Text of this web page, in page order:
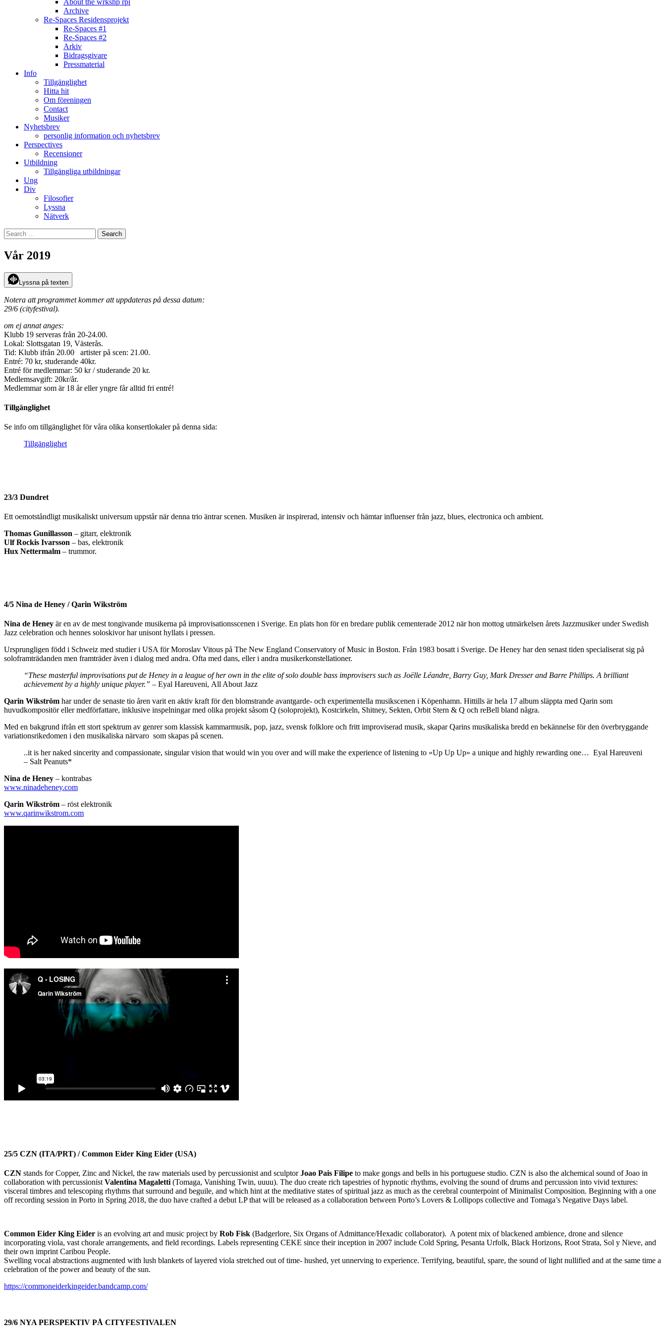
About the wrkshp rpi
Archive
Re-Spaces Residensprojekt
Re-Spaces #1
Re-Spaces #2
Arkiv
Bidragsgivare
Pressmaterial
Info
Tillgänglighet
Hitta hit
Om föreningen
Contact
Musiker
Nyhetsbrev
personlig information och nyhetsbrev
Perspectives
Recensioner
Utbildning
Tillgängliga utbildningar
Ung
Div
Filosofier
Lyssna
Nätverk
Search
for:
Vår 2019
Lyssna på texten
Notera att programmet kommer att uppdateras på dessa datum:
29/6 (cityfestival).
om ej annat anges:
Klubb 19 serveras från 20-24.00.
Lokal: Slottsgatan 19, Västerås.
Tid: Klubb ifrån 20.00 artister på scen: 21.00.
Entré: 70 kr, studerande 40kr.
Entré för medlemmar: 50 kr / studerande 20 kr.
Medlemsavgift: 20kr/år.
Medlemmar som är 18 år eller yngre får alltid fri entré!
Tillgänglighet
Se info om tillgänglighet för våra olika konsertlokaler på denna sida:
Tillgänglighet
23/3 Dundret
Ett oemotståndligt musikaliskt universum uppstår när denna trio äntrar scenen. Musiken är inspirerad, intensiv och hämtar influenser från jazz, blues, electronica och ambient.
Thomas Gunillasson – gitarr, elektronik
Ulf Rockis Ivarsson – bas, elektronik
Hux Nettermalm – trummor.
4/5 Nina de Heney / Qarin Wikström
Nina de Heney är en av de mest tongivande musikerna på improvisationsscenen i Sverige. En plats hon för en bredare publik cementerade 2012 när hon mottog utmärkelsen årets Jazzmusiker under Swedish
Jazz celebration och hennes soloskivor har unisont hyllats i pressen.
Ursprungligen född i Schweiz med studier i USA för Moroslav Vitous på The New England Conservatory of Music in Boston. Från 1983 bosatt i Sverige. De Heney har den senast tiden specialiserat sig på
soloframträdanden men framträder även i dialog med andra. Ofta med dans, eller i andra musikerkonstellationer.
“These masterful improvisations put de Heney in a league of her own in the elite of solo double bass improvisers such as Joëlle Léandre, Barry Guy, Mark Dresser and Barre Phillips. A brilliant
achievement by a highly unique player.” – Eyal Hareuveni, All About Jazz
Qarin Wikström har under de senaste tio åren varit en aktiv kraft för den blomstrande avantgarde- och experimentella musikscenen i Köpenhamn. Hittills är hela 17 album släppta med Qarin som
huvudkompositör eller medförfattare, inklusive inspelningar med olika projekt såsom Q (soloprojekt), Kostcirkeln, Shitney, Sekten, Orbit Stern & Q och reBell bland några.
Med en bakgrund ifrån ett stort spektrum av genrer som klassisk kammarmusik, pop, jazz, svensk folklore och fritt improviserad musik, skapar Qarins musikaliska bredd en bekännelse för den överbryggande
variationsrikedomen i den musikaliska närvaro som skapas på scenen.
..it is her naked sincerity and compassionate, singular vision that would win you over and will make the experience of listening to «Up Up Up» a unique and highly rewarding one… Eyal Hareuveni
– Salt Peanuts*
Nina de Heney – kontrabas
www.ninadeheney.com
Qarin Wikström – röst elektronik
www.qarinwikstrom.com
25/5 CZN (ITA/PRT) / Common Eider King Eider (USA)
CZN stands for Copper, Zinc and Nickel, the raw materials used by percussionist and sculptorJoao Pais Filipe to make gongs and bells in his portuguese studio. CZN is also the alchemical sound of Joao in
collaboration with percussionist Valentina Magaletti (Tomaga, Vanishing Twin, uuuu). The duo create rich tapestries of hypnotic rhythms, evolving the sound of drums and percussion into vivid textures:
visceral timbres and telescoping rhythms that surround and beguile, and which hint at the meditative states of spiritual jazz as much as the cerebral counterpoint of Minimalist Composition. Beginning with a one
off recording session in Porto in Spring 2018, the duo have crafted a debut LP that will be released as a collaboration between Porto’s Lovers & Lollipops collective and Tomaga’s Negative Days label.
Common Eider King Eider is an evolving art and music project by Rob Fisk (Badgerlore, Six Organs of Admittance/Hexadic collaborator). A potent mix of blackened ambience, drone and silence
incorporating viola, vast chorale arrangements, and field recordings. Labels representing CEKE since their inception in 2007 include Cold Spring, Pesanta Urfolk, Black Horizons, Root Strata, Sol y Nieve, and
their own imprint Caribou People.
Swelling vocal abstractions augmented with lush blankets of layered viola stretched out of time- hushed, yet unnerving to experience. Terrifying, beautiful, spare, the sound of light nullified and at the same time a
celebration of the power and beauty of the sun.
https://commoneiderkingeider.bandcamp.com/
29/6 NYA PERSPEKTIV PÅ CITYFESTIVALEN